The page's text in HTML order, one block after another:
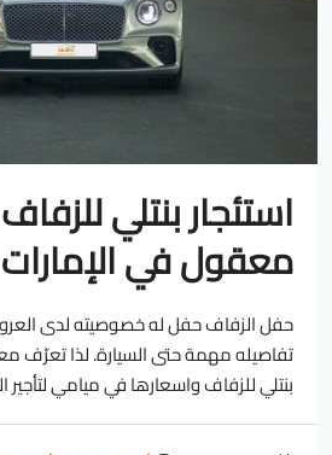
استئجار بنتلي
معقول في الإمارات
حفل الزفاف حفل له خصوصيته لدى
تفاصيله مهمة حتى السيارة. لذا تعرّف
بنتلي للزفاف واسعارها في ميامي لتأجير